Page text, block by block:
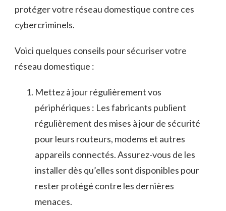
protéger votre réseau domestique contre ces
cybercriminels.
Voici quelques ⁣conseils pour sécuriser votre
réseau domestique :
Mettez à jour régulièrement⁢ vos
périphériques⁣ : Les fabricants ‍publient
régulièrement des mises à jour de sécurité
pour ‌leurs routeurs, modems et autres
appareils connectés. Assurez-vous de les
installer​ dès qu’elles sont‍ disponibles pour
rester protégé contre les dernières
menaces.